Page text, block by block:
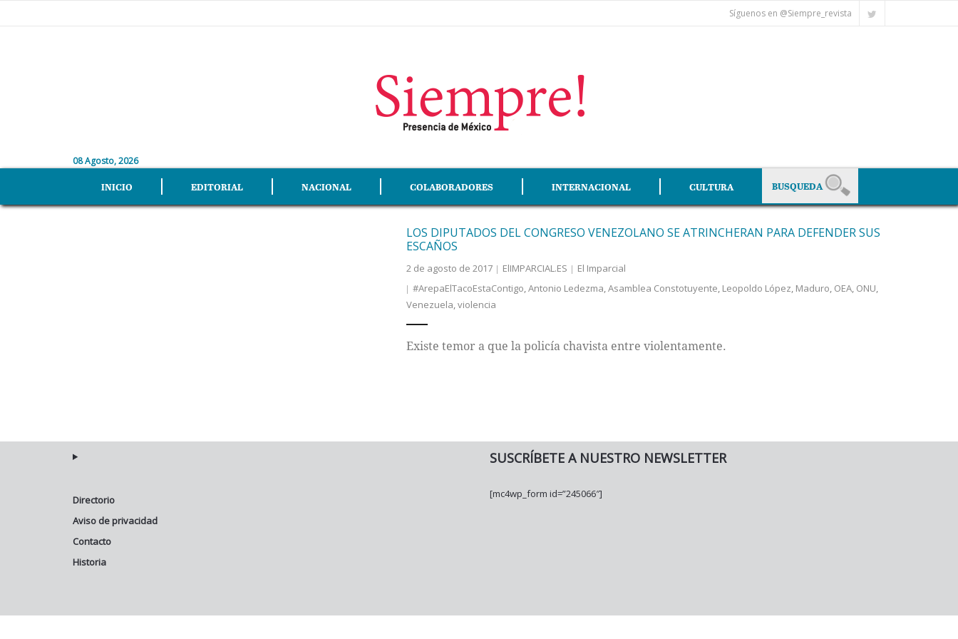
Síguenos en @Siempre_revista
08 Agosto, 2026
INICIO EDITORIAL NACIONAL COLABORADORES INTERNACIONAL CULTURA
LOS DIPUTADOS DEL CONGRESO VENEZOLANO SE ATRINCHERAN PARA DEFENDER SUS
ESCAÑOS
2 de agosto de 2017 ElIMPARCIAL.ES
El Imparcial
#ArepaElTacoEstaContigo,Antonio Ledezma,Asamblea Constotuyente, Leopoldo López, Maduro, OEA, ONU,
Venezuela,violencia
Existe temor a que la policía chavista entre violentamente.
Directorio
Aviso de privacidad
Contacto
Historia
SUSCRÍBETE A NUESTRO NEWSLETTER
[mc4wp_form id=”245066″]